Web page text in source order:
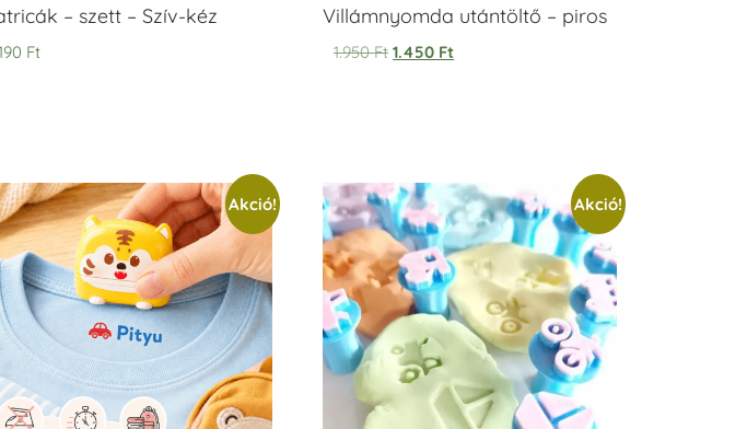
– szett – Szív-kéz
Ft
Villámnyomda utántöltő – piros
1.950Ft 1.450 Ft
Akció! Akció!